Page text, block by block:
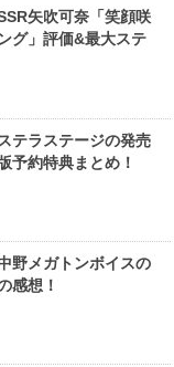
矢吹可奈「笑顔咲
グ」評価&最大ステ
テラステージの発売
予約特典まとめ！
野メガトンボイスの
感想！